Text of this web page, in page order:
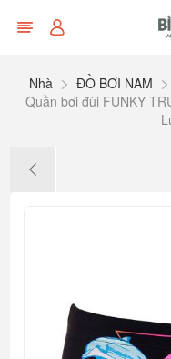
Nhà ĐỒ BƠI NAM
Quần bơi đùi FUNKY